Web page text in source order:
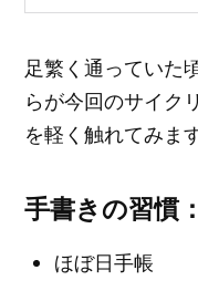
足繁く通っていた
らが今回のサイク
を軽く触れてみます
手書きの習慣
ほぼ日手帳